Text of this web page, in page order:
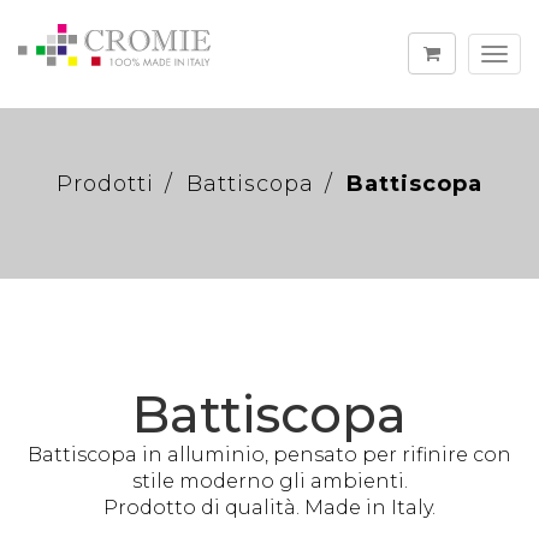
Prodotti Battiscopa Battiscopa
Battiscopa
Battiscopa in alluminio, pensato per rifinire con
stile moderno gli ambienti.
Prodotto di qualità. Made in Italy.